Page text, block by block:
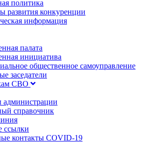
политика
развития конкуренции
информация
палата
инициатива
общественное самоуправление
заседатели
СВО
администрации
справочник
ссылки
контакты COVID-19